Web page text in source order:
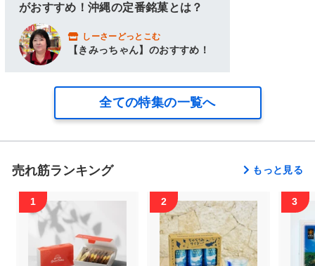
がおすすめ！沖縄の定番銘菓とは？
しーさーどっとこむ
【きみっちゃん】のおすすめ！
全ての特集の一覧へ
売れ筋ランキング もっと見る